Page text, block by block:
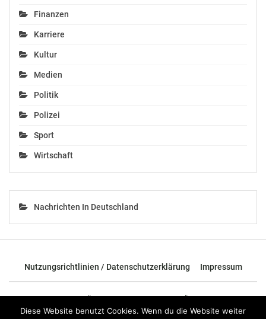
Finanzen
Karriere
Kultur
Medien
Politik
Polizei
Sport
Wirtschaft
Nachrichten In Deutschland
Nutzungsrichtlinien / Datenschutzerklärung Impressum
© 2026 - TOP News Österreich - Nachrichten aus Österreich und der
ganzen Welt.
Diese Website benutzt Cookies. Wenn du die Website weiter